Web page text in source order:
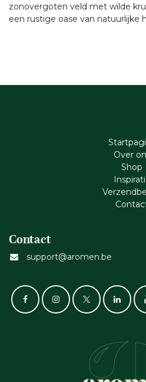
zonovergoten veld met wilde
een rustige oase van natuurlijke
Ove​r​
Shop
Contact
support@aromen.be